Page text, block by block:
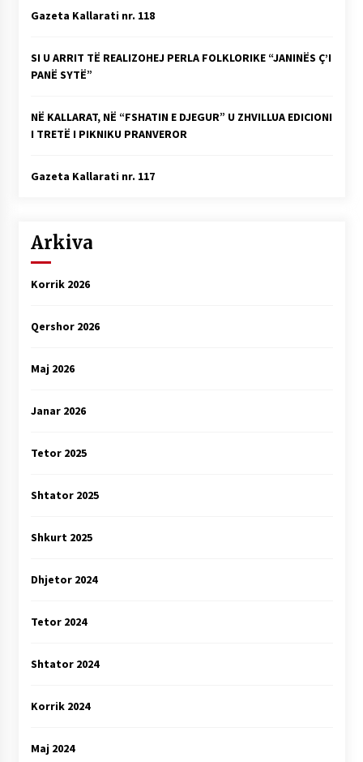
Gazeta Kallarati nr. 118
SI U ARRIT TË REALIZOHEJ PERLA FOLKLORIKE “JANINËS Ç’I
PANË SYTË”
NË KALLARAT, NË “FSHATIN E DJEGUR” U ZHVILLUA EDICIONI
I TRETË I PIKNIKU PRANVEROR
Gazeta Kallarati nr. 117
Arkiva
Korrik 2026
Qershor 2026
Maj 2026
Janar 2026
Tetor 2025
Shtator 2025
Shkurt 2025
Dhjetor 2024
Tetor 2024
Shtator 2024
Korrik 2024
Maj 2024